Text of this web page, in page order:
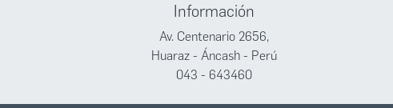
Información
Av. Centenario 2656,
Huaraz - Áncash - Perú
043 - 643460